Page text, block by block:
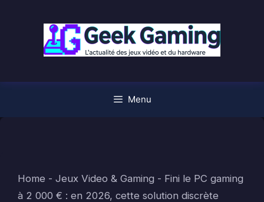
Menu
Home - Jeux Video & Gaming - Fini le PC gaming
à 2 000 € : en 2026, cette solution discrète